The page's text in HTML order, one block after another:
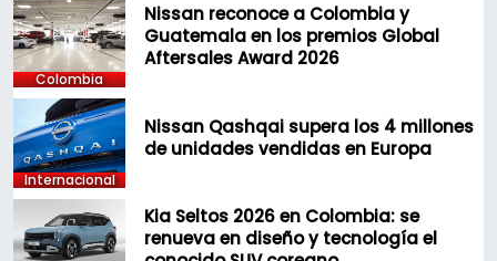
Colombia
Nissan reconoce a Colombia y
Guatemala en los premios Global
Aftersales Award 2026
Internacional
Nissan Qashqai supera los 4 millones
de unidades vendidas en Europa
Kia Seltos 2026 en Colombia: se
renueva en diseño y tecnología el